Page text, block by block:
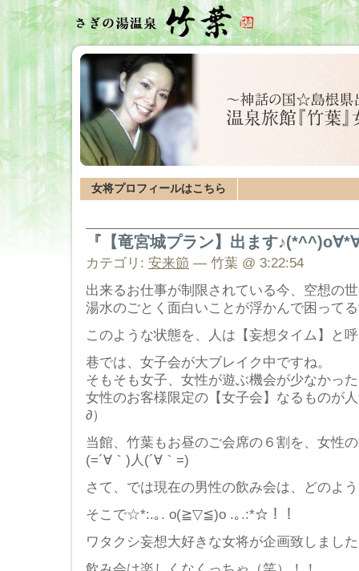
女将プロフィールはこちら
『【竜宮城プラン】出ます
カテゴリ: 安来節 — 竹葉 @ 3:22:54
出来るお仕事が制限されている今、空想の
湯水のごとく面白いことが浮かんで困って
このような状態を、人は【妄想タイム】と
巷では、女子会が大ブレイク中ですね。
そもそも女子、女性が遊ぶ機会が少なかっ
女性のお客様限定の【女子会】なるものが
∂）
当館、竹葉もお昼のご会席の６割を、女性
(=´∀｀)人(´∀｀=)
さて、では現在の男性の飲み会は、どのよ
そこで☆*:.｡. o(≧▽≦)o .｡.:*☆！！
ワタクシ妄想大好きな女将が企画致しまし